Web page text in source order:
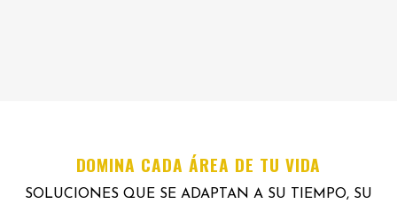
DOMINA CADA ÁREA DE TU VIDA
SOLUCIONES QUE SE ADAPTAN A SU TIEMPO, SU